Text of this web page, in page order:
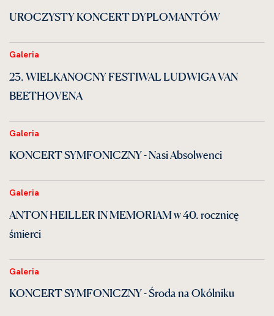
UROCZYSTY KONCERT DYPLOMANTÓW
Galeria
23. WIELKANOCNY FESTIWAL LUDWIGA VAN
BEETHOVENA
Galeria
KONCERT SYMFONICZNY - Nasi Absolwenci
Galeria
ANTON HEILLER IN MEMORIAM w 40. rocznicę
śmierci
Galeria
KONCERT SYMFONICZNY - Środa na Okólniku